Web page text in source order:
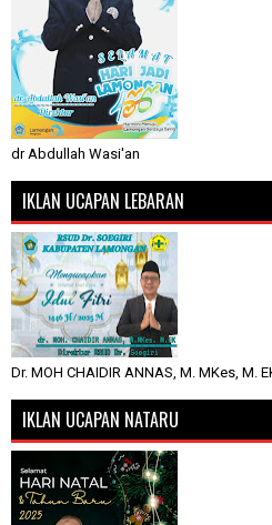
dr Abdullah Wasi'an
IKLAN UCAPAN LEBARAN
Dr. MOH CHAIDIR ANNAS, M. MKes, M.
IKLAN UCAPAN NATARU